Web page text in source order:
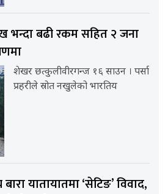
भन्दा बढी रकम सहित २ जना
शेखर छत्कुलीवीरगन्ज १६ साउन । पर्सा
प्रहरीले स्रोत नखुलेको भारतिय
यातायातमा ‘सेटिङ’ विवाद,